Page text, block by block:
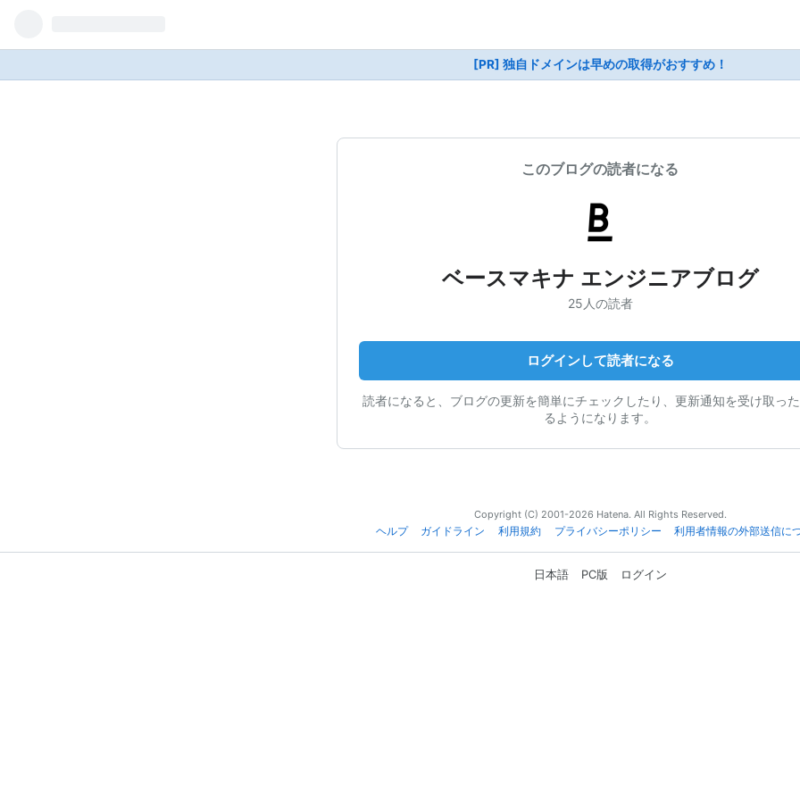
[PR] 独自ドメインは早めの取得がおすすめ！
このブログの読者になる
ベースマキナ エンジニアブログ
25人の読者
ログインして読者になる
読者になると、ブログの更新を簡単にチェックしたり、更新通知を受け取っ
るようになります。
Copyright (C) 2001-2026 Hatena. All Rights Reserved.
ヘルプ
ガイドライン 利用規約 プライバシーポリシー 利用者情報の外部送信に
日本語 PC版 ログイン